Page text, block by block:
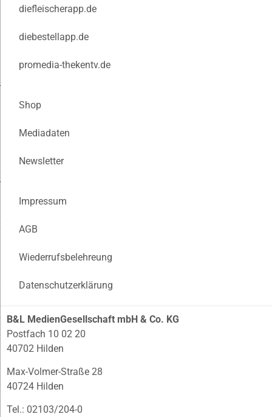
diefleischerapp.de
diebestellapp.de
promedia-thekentv.de
Shop
Mediadaten
Newsletter
Impressum
AGB
Wiederrufsbelehreung
Datenschutzerklärung
B&L MedienGesellschaft mbH & Co. KG
Postfach 10 02 20
40702 Hilden
Max-Volmer-Straße 28
40724 Hilden
Tel.: 02103/204-0